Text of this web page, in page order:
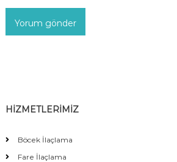
HİZMETLERİMİZ
Böcek İlaçlama
Fare İlaçlama